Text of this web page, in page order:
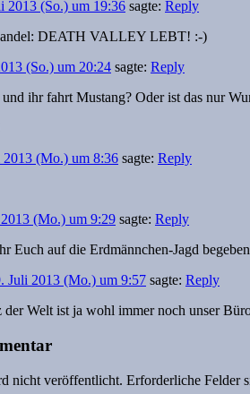
2013 (So.) um 19:36 sagte: Reply
DEATH VALLEY LEBT! :-)
(So.) um 20:24 sagte: Reply
und ihr fahrt Mustang? Oder ist das nur
2013 (Mo.) um 8:36 sagte: Reply
(Mo.) um 9:29 sagte: Reply
Euch auf die Erdmännchen-Jagd
Juli 2013 (Mo.) um 9:57 sagte: Reply
der Welt ist ja wohl immer noch unser
nicht veröffentlicht. Erforderliche Felder